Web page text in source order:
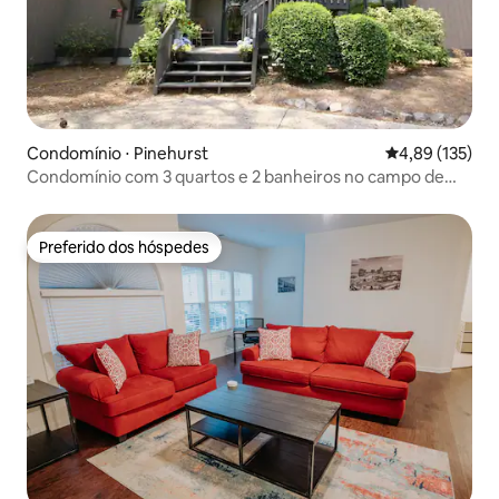
Condomínio ⋅ Pinehurst 4,89 de uma
4,89 (135)
Condomínio com 3 quartos e 2 banheiros no campo de
Preferido dos hóspedes
Preferido dos hóspedes